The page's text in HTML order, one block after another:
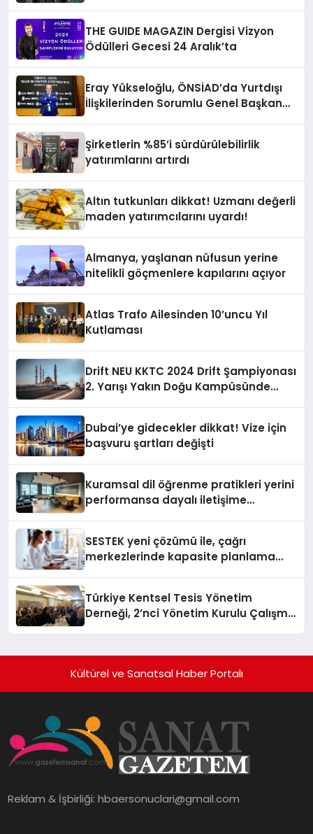
THE GUIDE MAGAZIN Dergisi Vizyon
Ödülleri Gecesi 24 Aralık’ta
Eray Yükseloğlu, ÖNSİAD’da Yurtdışı
İlişkilerinden Sorumlu Genel Başkan
Şirketlerin %85’i sürdürülebilirlik
yatırımlarını artırdı
Altın tutkunları dikkat! Uzmanı değerli
maden yatırımcılarını uyardı!
Almanya, yaşlanan nüfusun yerine
nitelikli göçmenlere kapılarını açıyor
Atlas Trafo Ailesinden 10’uncu Yıl
Kutlaması
Drift NEU KKTC 2024 Drift Şampiyonası
2. Yarışı Yakın Doğu Kampüsünde
Dubai’ye gidecekler dikkat! Vize için
başvuru şartları değişti
Kuramsal dil öğrenme pratikleri yerini
performansa dayalı iletişime
SESTEK yeni çözümü ile, çağrı
merkezlerinde kapasite planlama
Türkiye Kentsel Tesis Yönetim
Derneği, 2’nci Yönetim Kurulu Çalışma
Kültürel ve Sanatsal Haber Portalı
Reklam & İşbirliği:hbaersonuclari@gmail.com